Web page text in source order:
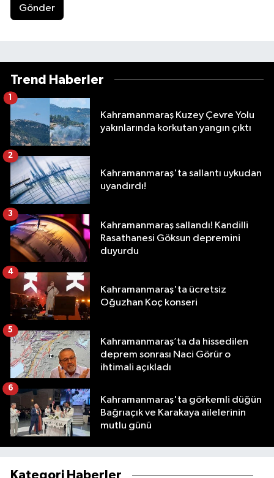
Gönder
Trend Haberler
Kahramanmaraş Kuzey Çevre Yolu
yakınlarında korkutan yangın çıktı
1
Kahramanmaraş'ta sallantı uykudan
uyandırdı!
2
Kahramanmaraş sallandı! Kandilli
Rasathanesi Göksun depremini
duyurdu
3
Kahramanmaraş'ta ücretsiz
Oğuzhan Koç konseri
4
Kahramanmaraş’ta da hissedilen
deprem sonrası Naci Görür o
ihtimali açıkladı
5
Kahramanmaraş'ta görkemli düğün
Bağrıaçık ve Karakaya ailelerinin
mutlu günü
6
Kategori Haberler